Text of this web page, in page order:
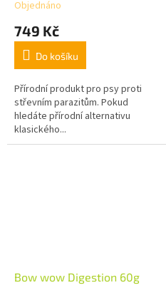
Objednáno
749 Kč
Do košíku
Přírodní produkt pro psy proti
střevním parazitům. Pokud
hledáte přírodní alternativu
klasického...
Bow wow Digestion 60g